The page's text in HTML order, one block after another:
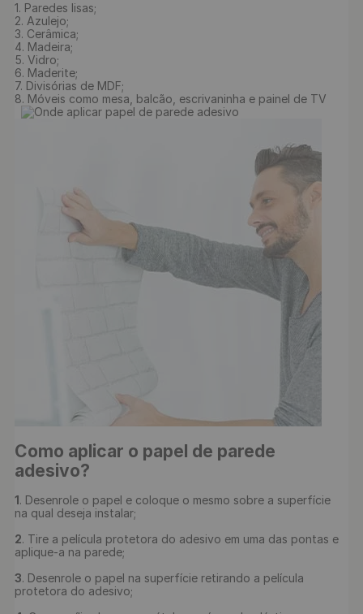
1. Paredes lisas;
2. Azulejo;
3. Cerâmica;
4. Madeira;
5. Vidro;
6. Maderite;
7. Divisórias de MDF;
8. Móveis como mesa, balcão, escrivaninha e painel de TV
Como aplicar o papel de parede
adesivo?
1. Desenrole o papel e coloque o mesmo sobre a superfície
na qual deseja instalar;
2. Tire a película protetora do adesivo em uma das pontas e
aplique-a na parede;
3. Desenrole o papel na superfície retirando a película
protetora do adesivo;